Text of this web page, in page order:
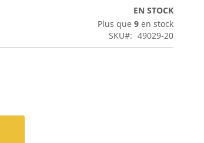
EN STOCK
Plus que 9 en stock
SKU
49029-20